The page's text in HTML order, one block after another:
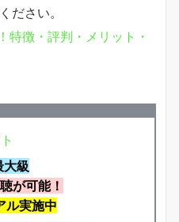
ださい。
特徴・評判・メリット・
大級
が可能！
ル実施中